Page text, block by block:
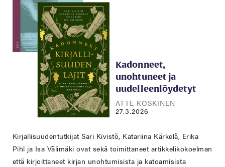
Kadonneet,
unohtuneet ja
uudelleenlöydetyt
ATTE KOSKINEN
27.3.2026
Kirjallisuudentutkijat Sari Kivistö, Katariina Kärkelä, Erika
Pihl ja Isa Välimäki ovat sekä toimittaneet artikkelikokoelman
että kirjoittaneet kirjan unohtumisista ja katoamisista